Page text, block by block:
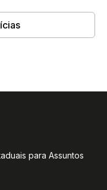
para Assuntos